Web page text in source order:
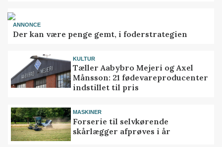
ANNONCE
Der kan være penge gemt, i foderstrategien
KULTUR
Tæller Aabybro Mejeri og Axel
Månsson: 21 fødevareproducenter
indstillet til pris
MASKINER
Forserie til selvkørende
skårlægger afprøves i år